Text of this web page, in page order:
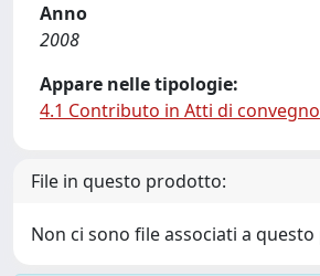
Anno
2008
Appare nelle tipologie:
4.1 Contributo in Atti di convegno
File in questo prodotto:
Non ci sono file associati a